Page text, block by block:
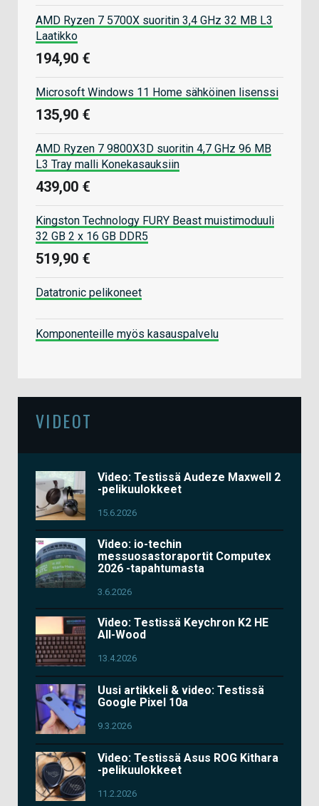
AMD Ryzen 7 5700X suoritin 3,4 GHz 32 MB L3
Laatikko
194,90 €
Microsoft Windows 11 Home sähköinen lisenssi
135,90 €
AMD Ryzen 7 9800X3D suoritin 4,7 GHz 96 MB
L3 Tray malli Konekasauksiin
439,00 €
Kingston Technology FURY Beast muistimoduuli
32 GB 2 x 16 GB DDR5
519,90 €
Datatronic pelikoneet
Komponenteille myös kasauspalvelu
VIDEOT
Video: Testissä Audeze Maxwell 2
-pelikuulokkeet
15.6.2026
Video: io-techin
messuosastoraportit Computex
2026 -tapahtumasta
3.6.2026
Video: Testissä Keychron K2 HE
All-Wood
13.4.2026
Uusi artikkeli & video: Testissä
Google Pixel 10a
9.3.2026
Video: Testissä Asus ROG Kithara
-pelikuulokkeet
11.2.2026